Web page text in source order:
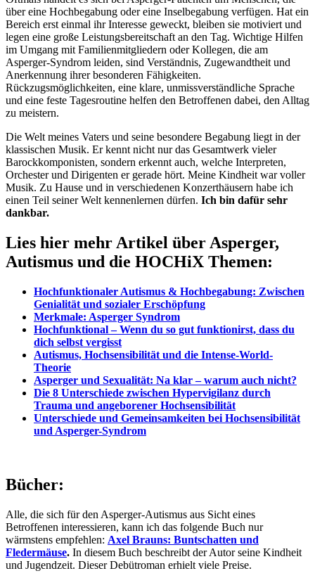
über eine Hochbegabung oder eine Inselbegabung verfügen. Hat ein
Bereich erst einmal ihr Interesse geweckt, bleiben sie motiviert und
legen eine große Leistungsbereitschaft an den Tag. Wichtige Hilfen
im Umgang mit Familienmitgliedern oder Kollegen, die am
Asperger-Syndrom leiden, sind Verständnis, Zugewandtheit und
Anerkennung ihrer besonderen Fähigkeiten.
Rückzugsmöglichkeiten, eine klare, unmissverständliche Sprache
und eine feste Tagesroutine helfen den Betroffenen dabei, den Alltag
zu meistern.
Die Welt meines Vaters und seine besondere Begabung liegt in der
klassischen Musik. Er kennt nicht nur das Gesamtwerk vieler
Barockkomponisten, sondern erkennt auch, welche Interpreten,
Orchester und Dirigenten er gerade hört. Meine Kindheit war voller
Musik. Zu Hause und in verschiedenen Konzerthäusern habe ich
einen Teil seiner Welt kennenlernen dürfen. Ich bin dafür sehr
dankbar.
Lies hier mehr Artikel über Asperger,
Autismus und die HOCHiX Themen:
Hochfunktionaler Autismus & Hochbegabung: Zwischen
Genialität und sozialer Erschöpfung
Merkmale: Asperger Syndrom
Hochfunktional – Wenn du so gut funktionirst, dass du
dich selbst vergisst
Autismus, Hochsensibilität und die Intense-World-
Theorie
Asperger und Sexualität: Na klar – warum auch nicht?
Die 8 Unterschiede zwischen Hypervigilanz durch
Trauma und angeborener Hochsensibilität
Unterschiede und Gemeinsamkeiten bei Hochsensibilität
und Asperger-Syndrom
Bücher:
Alle, die sich für den Asperger-Autismus aus Sicht eines
Betroffenen interessieren, kann ich das folgende Buch nur
wärmstens empfehlen: Axel Brauns: Buntschatten und
Fledermäuse. In diesem Buch beschreibt der Autor seine Kindheit
und Jugendzeit. Dieser Debütroman erhielt viele Preise.